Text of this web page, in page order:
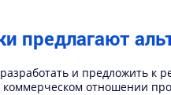
предлагают
и предложить к
отношении